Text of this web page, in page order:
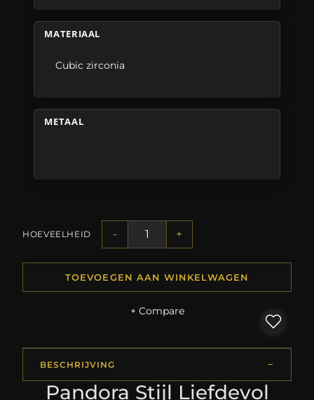
MATERIAAL
Cubic zirconia
METAAL
HOEVEELHEID - +
TOEVOEGEN AAN WINKELWAGEN
+ Compare
BESCHRIJVING
Pandora Stijl Liefdevol